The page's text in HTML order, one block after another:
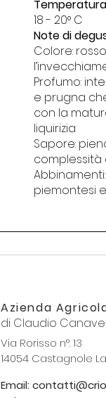
18 - 20° C
Note di
Colore:
Profumo:
e prugna
con la
liquirizia
Sapore:
complessità
Abbinamenti:
piemontesi
Azienda
di Claudio
Via Rorisso n°. 13
14054 Castagnole
Email: